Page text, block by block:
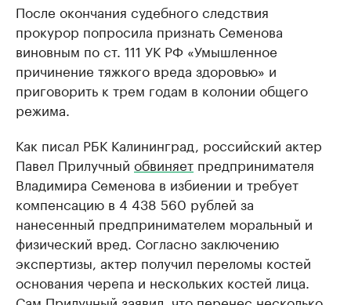
После окончания судебного следствия
прокурор попросила признать Семенова
виновным по ст. 111 УК РФ «Умышленное
причинение тяжкого вреда здоровью» и
приговорить к трем годам в колонии общего
режима.
Как писал РБК Калининград, российский актер
Павел Прилучный обвиняет предпринимателя
Владимира Семенова в избиении и требует
компенсацию в 4 438 560 рублей за
нанесенный предпринимателем моральный и
физический вред. Согласно заключению
экспертизы, актер получил переломы костей
основания черепа и нескольких костей лица.